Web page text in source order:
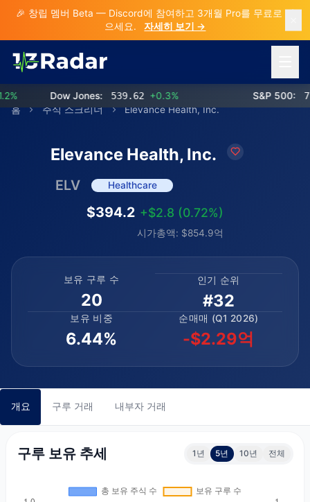
🎉 창립 멤버 Beta — Discord에 참여하고 3개월 Pro를 무료로 받
으세요.
자세히 보기 →
Dow Jones: 539.62 +0.3% S&P 500:
홈
주식 스크리너 Elevance Health, Inc.
Elevance Health, Inc.
ELV Healthcare
$394.2 +$2.8 (0.72%)
시가총액: $854.9억
보유 구루 수
20
인기 순위
#32
보유 비중
6.44%
순매매 (Q1 2026)
-$2.29억
개요 구루 거래 내부자 거래
구루 보유 추세 1년 5년 10년 전체